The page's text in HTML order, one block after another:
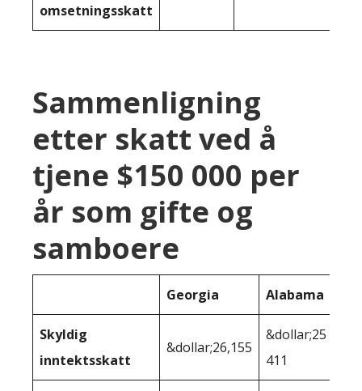
omsetningsskatt
Sammenligning
etter skatt ved å
tjene $150 000 per
år som gifte og
samboere
Georgia Alabama
Skyldig
inntektsskatt
&dollar;26,155
&dollar;25
411